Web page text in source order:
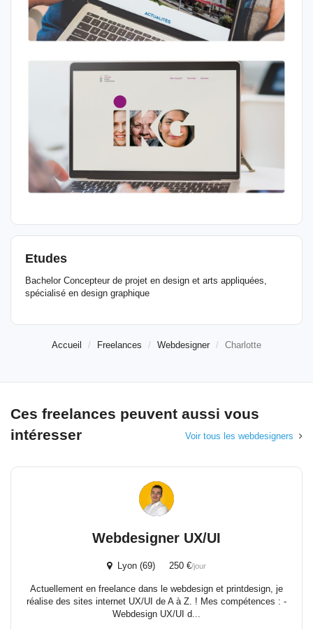
Etudes
Bachelor Concepteur de projet en design et arts appliquées,
spécialisé en design graphique
Accueil Freelances Webdesigner Charlotte
Ces freelances peuvent aussi vous
intéresser
Voir tous les webdesigners
Webdesigner UX/UI
Lyon (69) 250 €/jour
Actuellement en freelance dans le webdesign et printdesign, je
réalise des sites internet UX/UI de A à Z. ! Mes compétences : -
Webdesign UX/UI d...